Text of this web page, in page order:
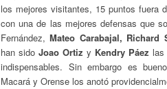
los mejores visitantes, 15 puntos fuera
con una de las mejores defensas que
Fernández,Mateo Carabajal, Richard
han sido Joao Ortiz y Kendry Páez
indispensables. Sin embargo es
Macará y Orense los anotó